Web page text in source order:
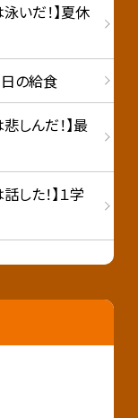
いだ！】夏休
の給食
しんだ！】最
した！】１学